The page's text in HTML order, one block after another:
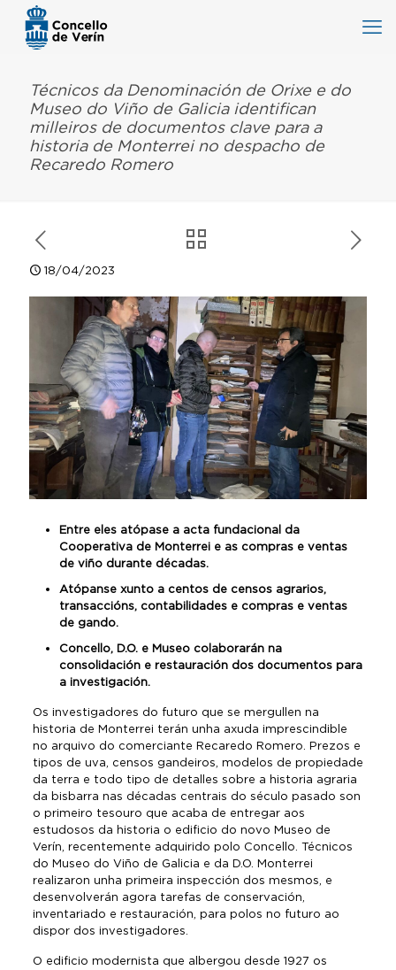
Técnicos da Denominación de Orixe e do
Museo do Viño de Galicia identifican
milleiros de documentos clave para a
historia de Monterrei no despacho de
Recaredo Romero
18/04/2023
Entre eles atópase a acta fundacional da
Cooperativa de Monterrei e as compras e ventas
de viño durante décadas.
Atópanse xunto a centos de censos agrarios,
transaccións, contabilidades e compras e ventas
de gando.
Concello, D.O. e Museo colaborarán na
consolidación e restauración dos documentos para
a investigación.
Os investigadores do futuro que se mergullen na
historia de Monterrei terán unha axuda imprescindible
no arquivo do comerciante Recaredo Romero. Prezos e
tipos de uva, censos gandeiros, modelos de propiedade
da terra e todo tipo de detalles sobre a historia agraria
da bisbarra nas décadas centrais do século pasado son
o primeiro tesouro que acaba de entregar aos
estudosos da historia o edificio do novo Museo de
Verín, recentemente adquirido polo Concello. Técnicos
do Museo do Viño de Galicia e da D.O. Monterrei
realizaron unha primeira inspección dos mesmos, e
desenvolverán agora tarefas de conservación,
inventariado e restauración, para polos no futuro ao
dispor dos investigadores.
O edificio modernista que albergou desde 1927 os